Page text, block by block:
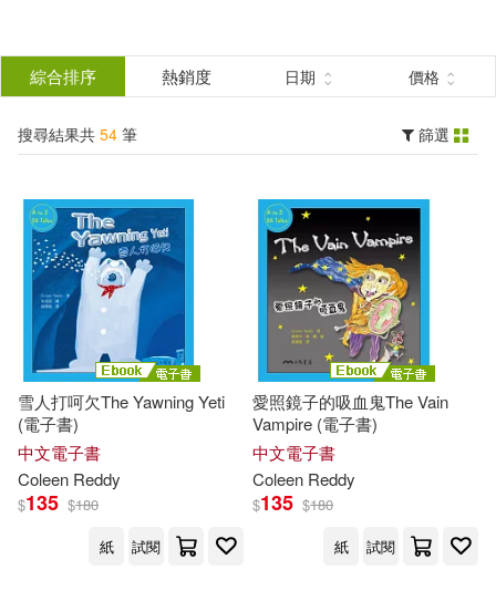
結
分類 (單選)
所有商品(54) 圖書(9)
電子書(9) 有聲書(36)
作者 (可複選)
Coleen Reddy(54)
出版社
綜合排序 熱銷度 日期 價格
搜尋結果共 54 筆 篩選
雪人打呵欠The Yawning Yeti
(電子書)
中文電子書
Coleen Reddy
$135 $180
紙
試閱
愛照鏡子的吸血鬼The Vain
Vampire (電子書)
中文電子書
Coleen Reddy
$135 $180
紙
試閱